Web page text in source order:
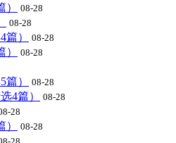
08-28
08-28
） 08-28
08-28
） 08-28
4篇） 08-28
28
08-28